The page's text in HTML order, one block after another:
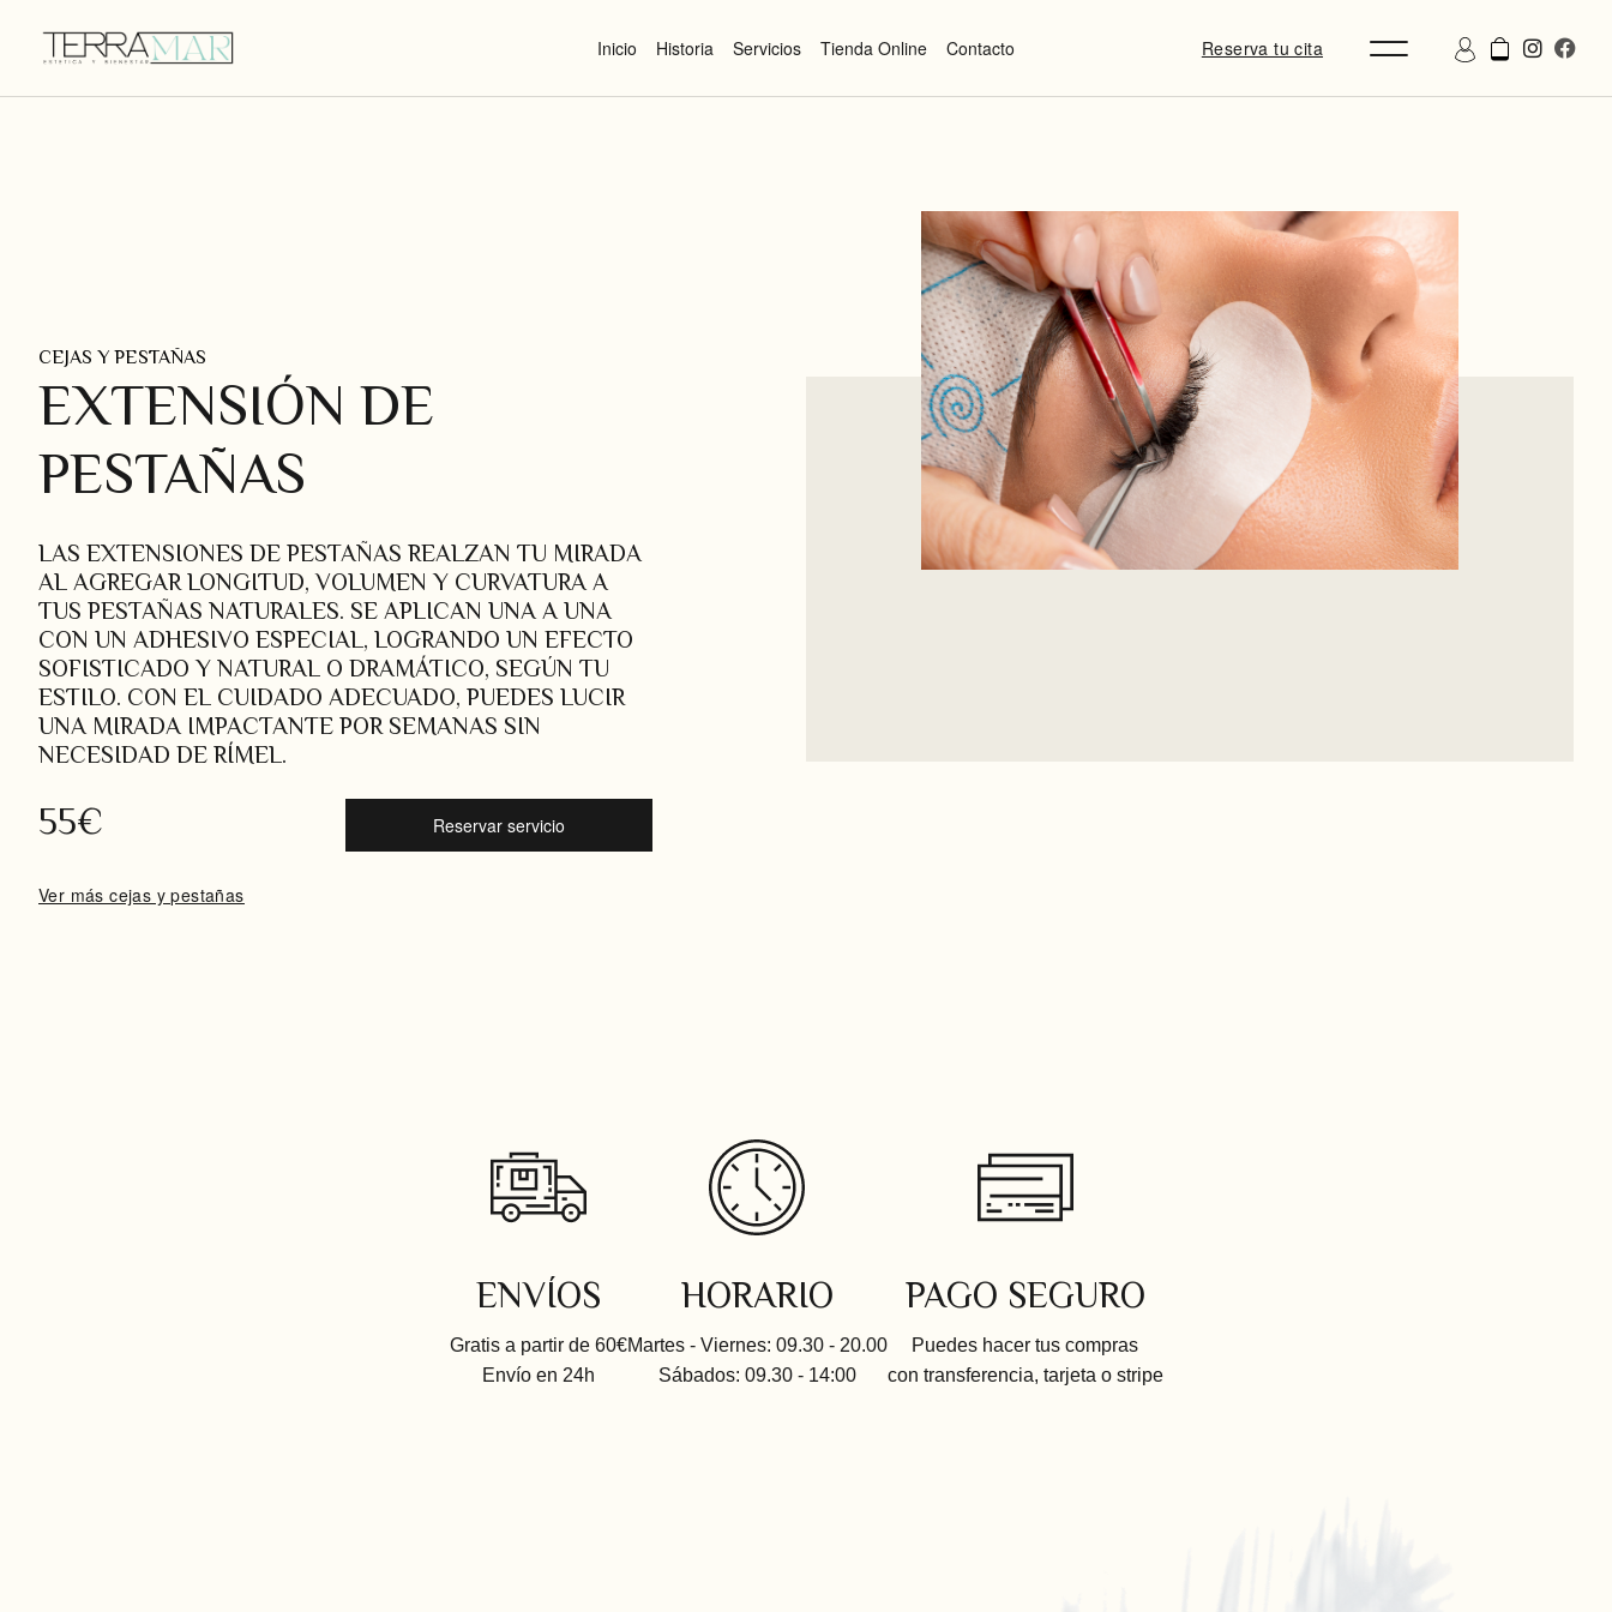
Inicio Historia Servicios Tienda Online Contacto Reserva tu cita
CEJAS Y PESTAÑAS
EXTENSIÓN DE
PESTAÑAS
LAS EXTENSIONES DE PESTAÑAS REALZAN TU MIRADA
AL AGREGAR LONGITUD, VOLUMEN Y CURVATURA A
TUS PESTAÑAS NATURALES. SE APLICAN UNA A UNA
CON UN ADHESIVO ESPECIAL, LOGRANDO UN EFECTO
SOFISTICADO Y NATURAL O DRAMÁTICO, SEGÚN TU
ESTILO. CON EL CUIDADO ADECUADO, PUEDES LUCIR
UNA MIRADA IMPACTANTE POR SEMANAS SIN
NECESIDAD DE RÍMEL.
55€ Reservar servicio
Ver más cejas y pestañas
ENVÍOS
Gratis a partir de 60€
Envío en 24h
HORARIO
Martes - Viernes: 09.30 - 20.00
Sábados: 09.30 - 14:00
PAGO SEGURO
Puedes hacer tus compras
con transferencia, tarjeta o stripe